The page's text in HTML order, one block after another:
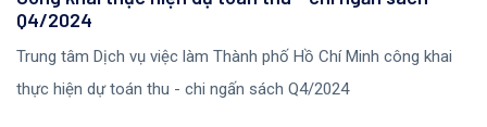
Q4/2024
Trung tâm Dịch vụ việc làm Thành phố Hồ Chí Minh công khai
thực hiện dự toán thu - chi ngấn sách Q4/2024